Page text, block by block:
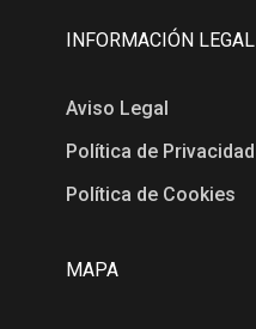
INFORMACIÓN LEGAL
Aviso Legal
Política de Privacidad
Política de Cookies
MAPA